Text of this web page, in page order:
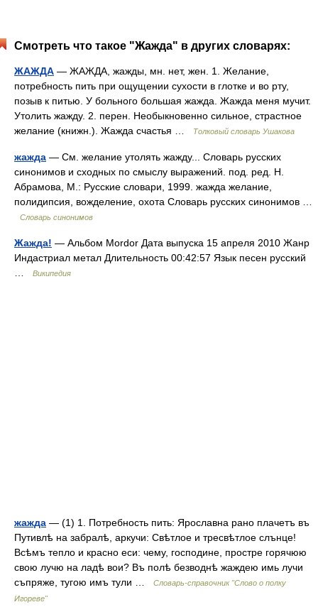
Смотреть что такое "Жажда" в других словарях:
ЖАЖДА — ЖАЖДА, жажды, мн. нет, жен. 1. Желание,
потребность пить при ощущении сухости в глотке и во рту,
позыв к питью. У больного большая жажда. Жажда меня мучит.
Утолить жажду. 2. перен. Необыкновенно сильное, страстное
желание (книжн.). Жажда счастья …
Толковый словарь Ушакова
жажда — См. желание утолять жажду... Словарь русских
синонимов и сходных по смыслу выражений. под. ред. Н.
Абрамова, М.: Русские словари, 1999. жажда желание,
полидипсия, вожделение, охота Словарь русских синонимов …
Словарь синонимов
Жажда! — Альбом Mordor Дата выпуска 15 апреля 2010 Жанр
Индастриал метал Длительность 00:42:57 Язык песен русский
Википедия
жажда — (1) 1. Потребность пить: Ярославна рано плачетъ въ
Путивлѣ на забралѣ, аркучи: Свѣтлое и тресвѣтлое слънце!
Всѣмъ тепло и красно еси: чему, господине, простре горячюю
свою лучю на ладѣ вои? Въ полѣ безводнѣ жаждею имь лучи
съпряже, тугою имъ тули …
Словарь-справочник "Слово о полку
Игореве"